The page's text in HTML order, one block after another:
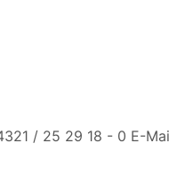
/ 25 29 18 - 0 E-